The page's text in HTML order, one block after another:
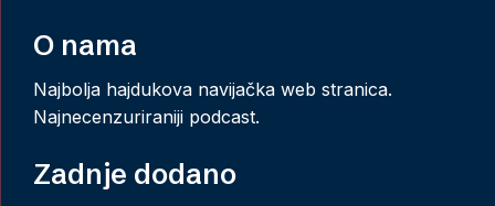
O nama
Najbolja hajdukova navijačka web stranica.
Najnecenzuriraniji podcast.
Zadnje dodano